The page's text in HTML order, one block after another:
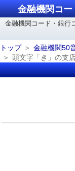
金融機関コ
金融機関コード・銀行
トップ
金融機関50
頭文字「き」の支